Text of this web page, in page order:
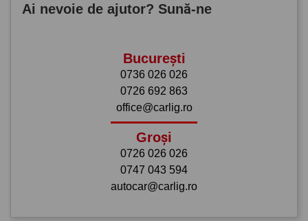
Ai nevoie de ajutor? Sună-ne
București
0736 026 026
0726 692 863
office@carlig.ro
Groși
0726 026 026
0747 043 594
autocar@carlig.ro